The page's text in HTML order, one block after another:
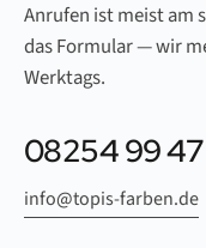
Anrufen ist meist am
das Formular — wir
Werktags.
08254 99
info@topis-farben.de